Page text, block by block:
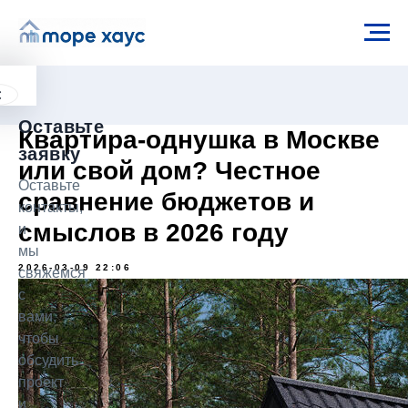
Оставьте
заявку
Оставьте
контакты,
и
мы
свяжемся
с
вами,
чтобы
обсудить
проект
и
Квартира-однушка в Москве
или свой дом? Честное
сравнение бюджетов и
смыслов в 2026 году
2026-03-09 22:06